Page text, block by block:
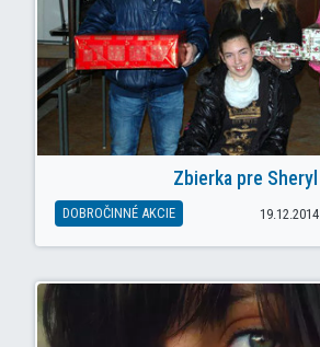
Zbierka pre Sheryl
DOBROČINNÉ AKCIE 19.12.2014